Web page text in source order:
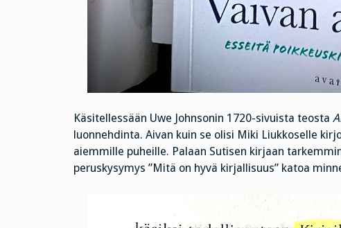
Käsitellessään Uwe Johnsonin 1720-sivuista teosta
luonnehdinta. Aivan kuin se olisi Miki Liukkoselle
aiemmille puheille. Palaan Sutisen kirjaan
peruskysymys ”Mitä on hyvä kirjallisuus” katoa